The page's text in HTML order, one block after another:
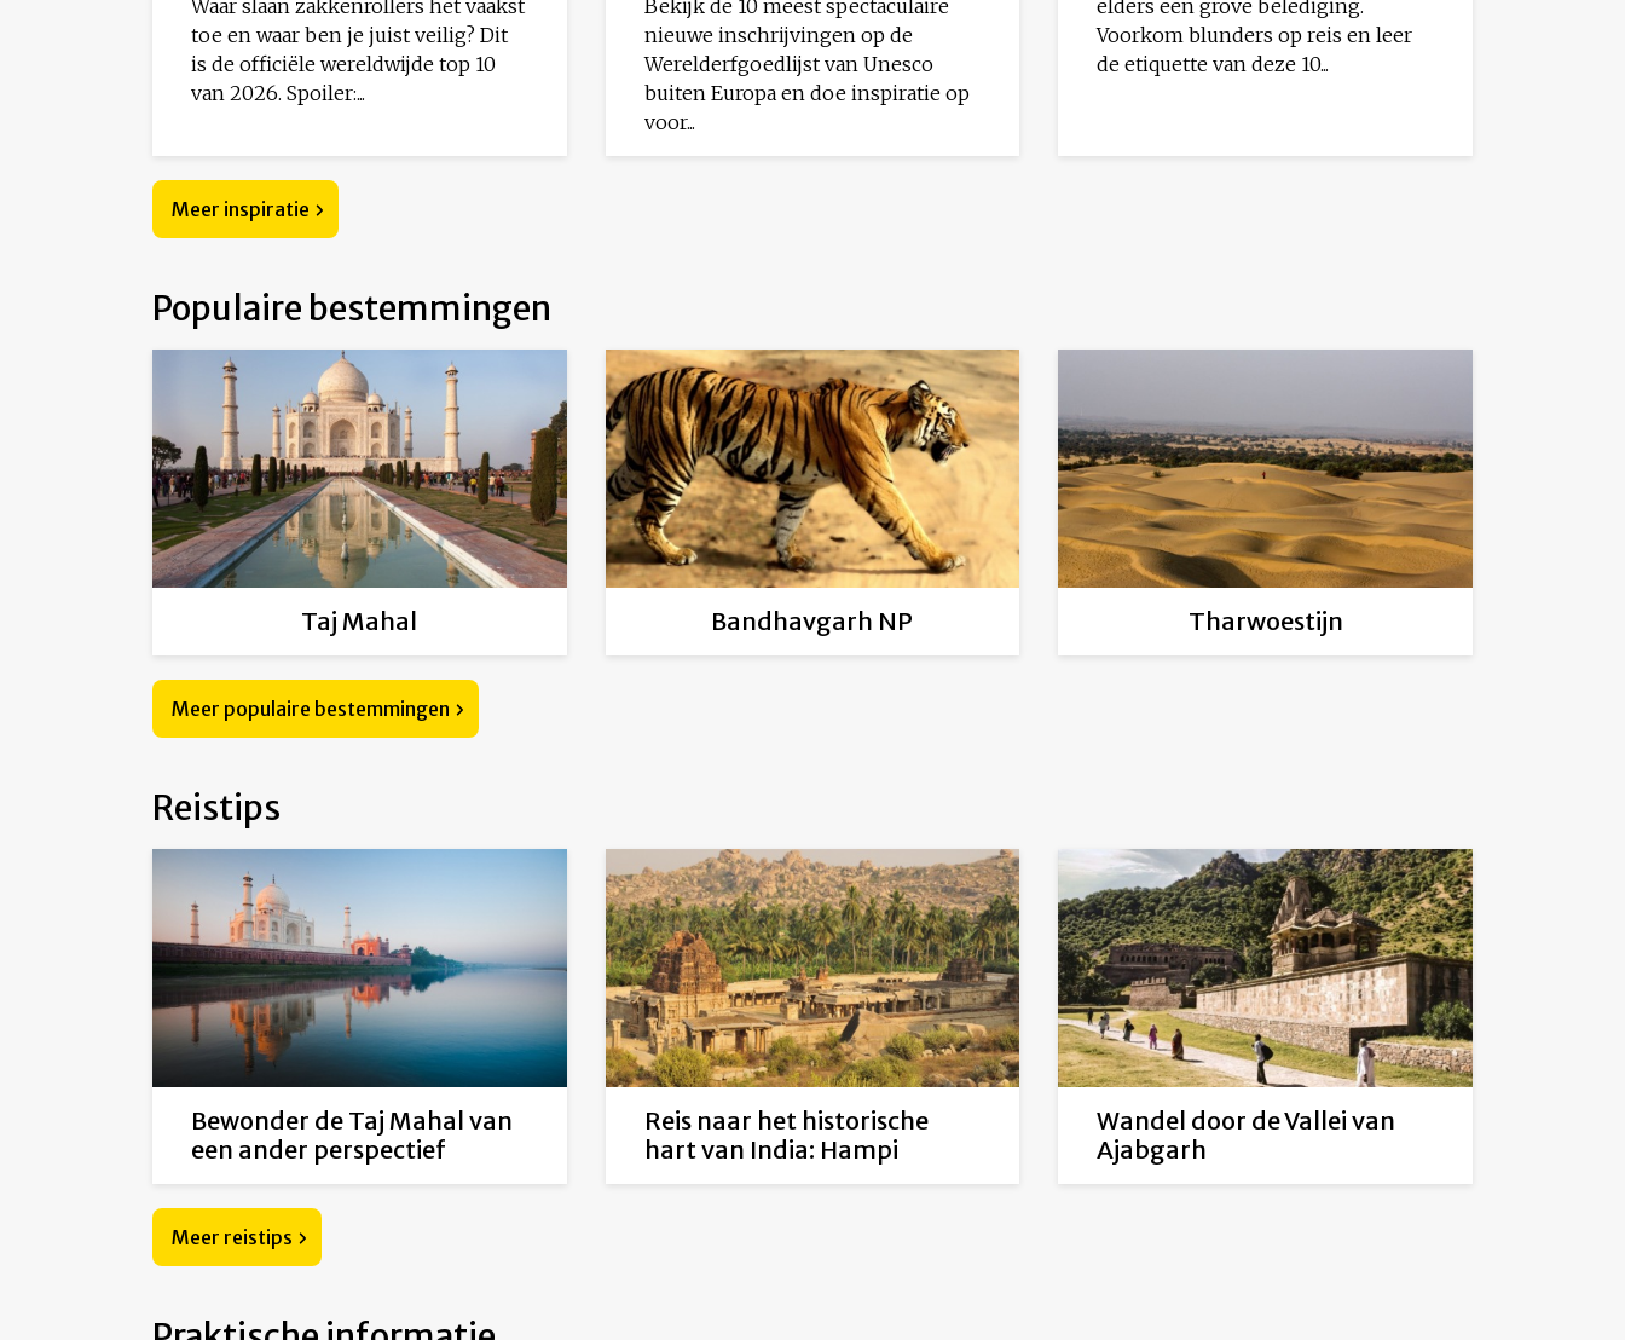
Waar slaan zakkenrollers het vaakst
toe en waar ben je juist veilig? Dit
is de officiële wereldwijde top 10
van 2026. Spoiler:...
Bekijk de 10 meest spectaculaire
nieuwe inschrijvingen op de
Werelderfgoedlijst van Unesco
buiten Europa en doe inspiratie op
voor...
elders een grove belediging.
Voorkom blunders op reis en leer
de etiquette van deze 10...
Meer inspiratie
Populaire bestemmingen
Taj Mahal Bandhavgarh NP Tharwoestijn
Meer populaire bestemmingen
Reistips
Bewonder de Taj Mahal van
een ander perspectief
Reis naar het historische
hart van India: Hampi
Wandel door de Vallei van
Ajabgarh
Meer reistips